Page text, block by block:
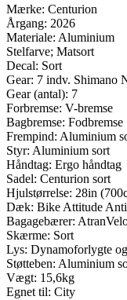
Mærke: Centurion
Årgang: 2026
Materiale: Aluminium
Stelfarve; Matsort
Decal: Sort
Gear: 7 indv. Shimano
Gear (antal): 7
Forbremse: V-bremse
Bagbremse: Fodbremse
Frempind: Aluminium
Styr: Aluminium sort
Håndtag: Ergo håndtag
Sadel: Centurion sort
Hjulstørrelse: 28in
Dæk: Bike Attitude
Bagagebærer:
Skærme: Sort
Lys: Dynamoforlygte
Støtteben: Aluminium
Vægt: 15,6kg
Egnet til: City